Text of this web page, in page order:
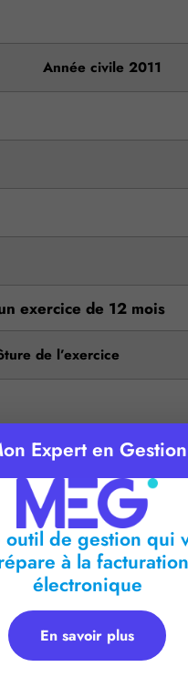
Année civile 2011
exercice de 12 mois
de l’exercice
Expert en Gestion
outil de gestion qui
à la facturation
électronique
En savoir plus